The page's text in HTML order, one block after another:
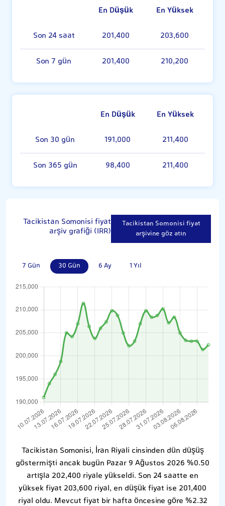
En Düşük
En Yüksek
Son 24 saat
201,400 203,600
Son 7 gün 201,400 210,200
En Düşük
En Yüksek
Son 30 gün
191,000 211,400
Son 365 gün 98,400 211,400
Tacikistan Somonisi fiyat
arşiv grafiği (IRR)
Tacikistan Somonisi fiyat
arşivine göz atın
7 Gün 30 Gün 6 Ay 1 Yıl
Tacikistan Somonisi, İran Riyali cinsinden dün düşüş
göstermişti ancak bugün Pazar 9 Ağustos 2026 %0.50
artışla 202,400 riyale yükseldi. Son 24 saatte en
yüksek fiyat 203,600 riyal, en düşük fiyat ise 201,400
riyal oldu. Mevcut fiyat bir hafta öncesine göre %2.32